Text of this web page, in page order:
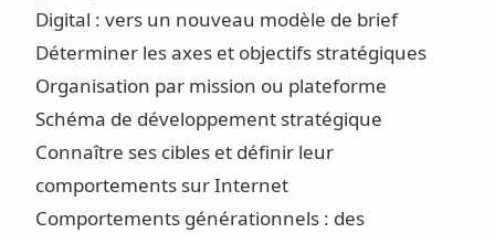
Digital : vers un nouveau modèle de brief
Déterminer les axes et objectifs stratégiques
Organisation par mission ou plateforme
Schéma de développement stratégique
Connaître ses cibles et définir leur
comportements sur Internet
Comportements générationnels : des